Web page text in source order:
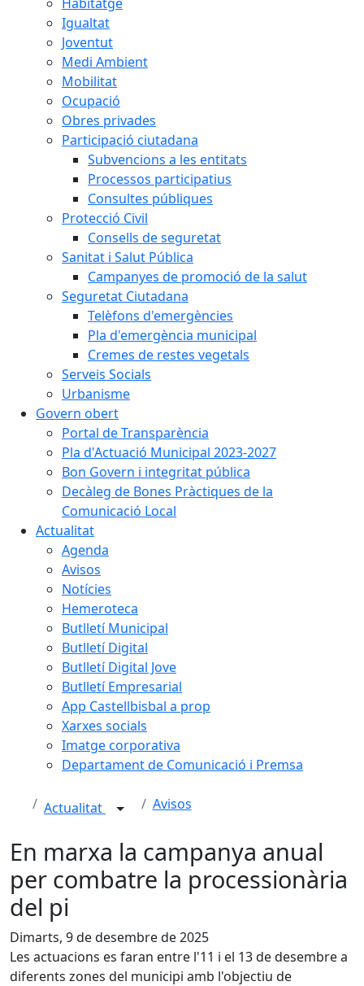
Igualtat
Joventut
Medi Ambient
Mobilitat
Ocupació
Obres privades
Participació ciutadana
Subvencions a les entitats
Processos participatius
Consultes públiques
Protecció Civil
Consells de seguretat
Sanitat i Salut Pública
Campanyes de promoció de la salut
Seguretat Ciutadana
Telèfons d'emergències
Pla d'emergència municipal
Cremes de restes vegetals
Serveis Socials
Urbanisme
Govern obert
Portal de Transparència
Pla d'Actuació Municipal 2023-2027
Bon Govern i integritat pública
Decàleg de Bones Pràctiques de la
Comunicació Local
Actualitat
Agenda
Avisos
Notícies
Hemeroteca
Butlletí Municipal
Butlletí Digital
Butlletí Digital Jove
Butlletí Empresarial
App Castellbisbal a prop
Xarxes socials
Imatge corporativa
Departament de Comunicació i Premsa
Actualitat Avisos
En marxa la campanya anual
per combatre la processionària
del pi
Dimarts, 9 de desembre de 2025
Les actuacions es faran entre l'11 i el 13 de desembre a
diferents zones del municipi amb l'objectiu de